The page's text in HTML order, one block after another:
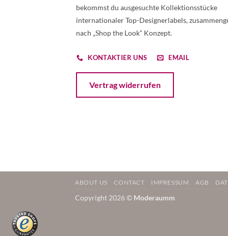
bekommst du ausgesuchte Kollektionsstücke
internationaler Top-Designerlabels,
nach „Shop the Look“ Konzept.
KONTAKTIER UNS EMAIL
Vertrag widerrufen
ABOUT US CONTACT IMPRESSUM AGB
Copyright 2026 © Moderaumm
Weitere Informationen über den gesperrten Inhalt.